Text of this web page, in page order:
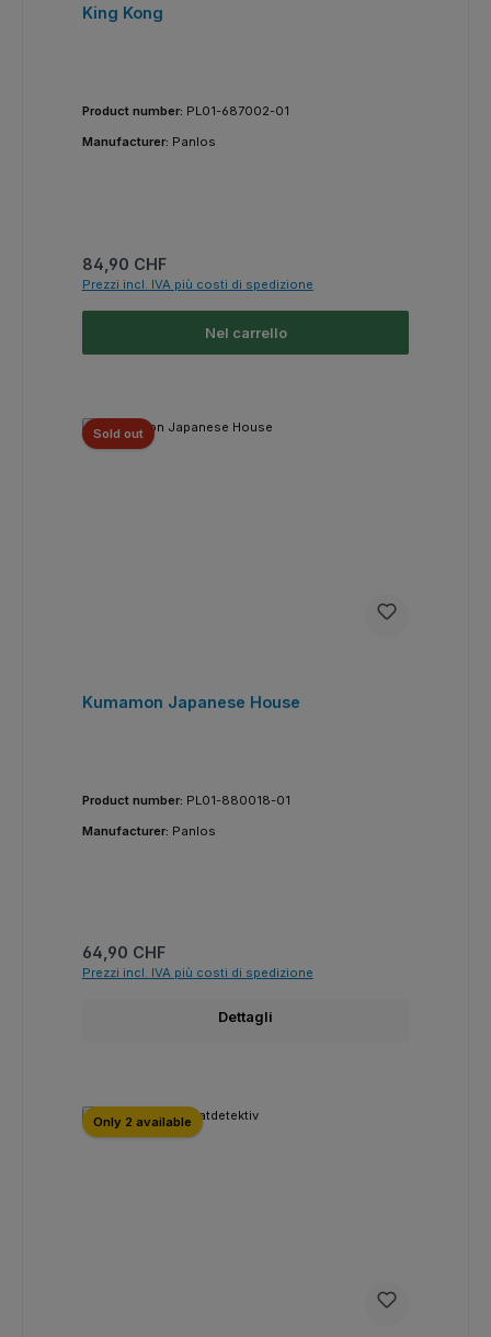
King Kong
Product number: PL01-687002-01
Manufacturer: Panlos
Prezzo normale:
84,90 CHF
Prezzi incl. IVA più costi di spedizione
Nel carrello
Sold out
Kumamon Japanese House
Product number: PL01-880018-01
Manufacturer: Panlos
Prezzo normale:
64,90 CHF
Prezzi incl. IVA più costi di spedizione
Dettagli
Only 2 available